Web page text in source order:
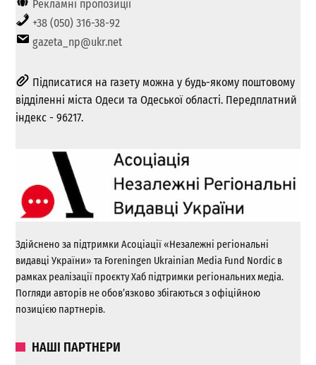
Рекламні пропозиції
+38 (050) 316-38-92
gazeta_np@ukr.net
Підписатися на газету можна у будь-якому поштовому
відділенні міста Одеси та Одеської області. Передплатний
індекс - 96217.
Здійснено за підтримки Асоціації «Незалежні регіональні
видавці України» та Foreningen Ukrainian Media Fund Nordic в
рамках реалізації проєкту Хаб підтримки регіональних медіа.
Погляди авторів не обов’язково збігаються з офіційною
позицією партнерів.
НАШІ ПАРТНЕРИ